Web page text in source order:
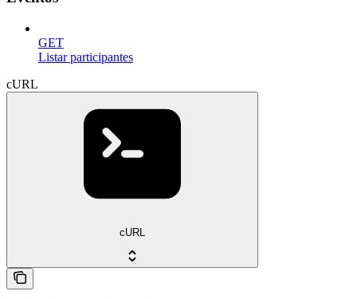
GET
Listar participantes
cURL
cURL